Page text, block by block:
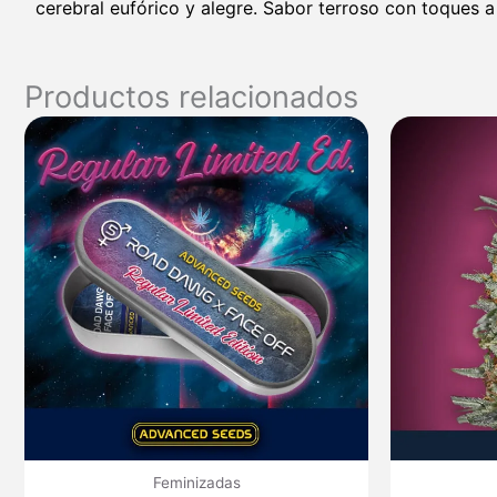
cerebral eufórico y alegre. Sabor terroso con toques
Productos relacionados
Feminizadas